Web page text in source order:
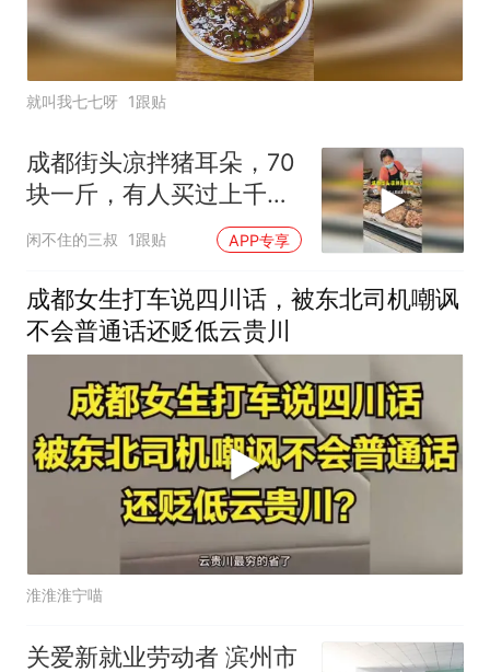
就叫我七七呀 1跟贴
成都街头凉拌猪耳朵，70
块一斤，有人买过上千块
的
闲不住的三叔 1跟贴 APP专享
成都女生打车说四川话，被东北司机嘲讽
不会普通话还贬低云贵川
淮淮淮宁喵
关爱新就业劳动者 滨州市